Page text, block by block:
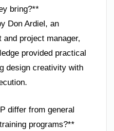
bring?**
Don Ardiel, an
project manager,
provided practical
design creativity with
differ from general
programs?**